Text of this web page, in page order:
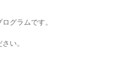
グラムです。
い。